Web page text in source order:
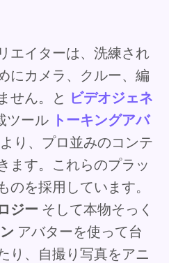
エイターは、洗練され
にカメラ、クルー、編
せん。と ビデオジェネ
ツール トーキングアバ
り、プロ並みのコンテ
ます。これらのプラッ
のを採用しています。
ジー そして本物そっく
アバターを使って台
り、自撮り写真をアニ